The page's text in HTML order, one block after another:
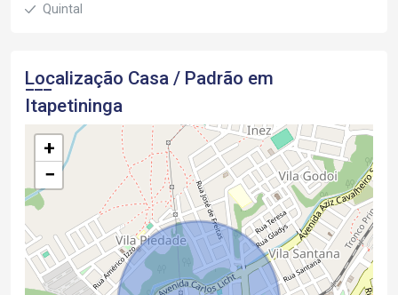
Quintal
Localização Casa / Padrão em
Itapetininga
+
−